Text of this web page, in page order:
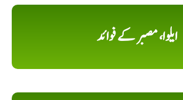
ایلوا، مصبر کے فوائد